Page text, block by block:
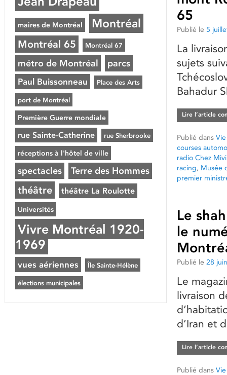
65
Publié le 5
La
sujets
Bahadur
Lire l’article
Publié dans
courses
radio Chez
racing, Musée
premier
Le
le
Publié le 28
Le
livraison
d’Iran et
Lire l’article
Publié dans
maires de Montréal Montréal
Montréal 65 Montréal 67
métro de Montréal parcs
Paul Buissonneau Place des Arts
port de Montréal
Première Guerre mondiale
rue Sainte-Catherine rue Sherbrooke
réceptions à l'hôtel de ville
spectacles Terre des Hommes
théâtre théâtre La Roulotte
Universités
Vivre Montréal 1920-
1969
vues aériennes Île Sainte-Hélène
élections municipales